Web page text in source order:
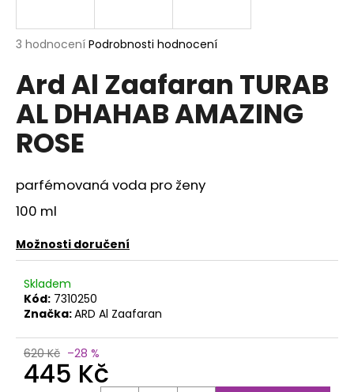
Průměrné
produktu
je
5,0
z
5
hvězdiček.
3 hodnocení Podrobnosti hodnocení
Ard Al Zaafaran TURAB
AL DHAHAB AMAZING
ROSE
parfémovaná voda pro ženy
100 ml
Možnosti doručení
Skladem
Kód: 7310250
Značka:ARD Al Zaafaran
620 Kč –28 %
445 Kč
j
t
?
HLEDAT
D
p
o
u
č
u